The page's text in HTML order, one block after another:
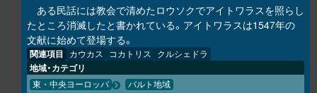
ある民話には教会で清めたロウソクでアイトワラスを照らし
たところ消滅したと書かれている。アイトワラスは1547年の
文献に始めて登場する。
関連項目 カウカス コカトリス クルシェドラ
地域・カテゴリ
東・中央ヨーロッパ バルト地域